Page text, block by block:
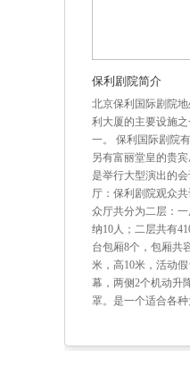
保利剧院简介
北京保利国际剧院
利大厦的主要设施
一。 保利国际剧院
另有富丽堂皇的贵
是举行大型演出的
厅：保利剧院观众
众厅共分为二层：
纳10人；二层共有
台包厢8个，包厢共
米，高10米，活动
幕，两侧2个机动升
罩。是一个适合各种